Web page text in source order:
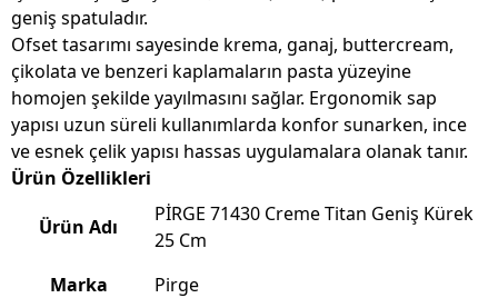
geniş spatuladır.
Ofset tasarımı sayesinde krema, ganaj, buttercream,
çikolata ve benzeri kaplamaların pasta yüzeyine
homojen şekilde yayılmasını sağlar. Ergonomik sap
yapısı uzun süreli kullanımlarda konfor sunarken, ince
ve esnek çelik yapısı hassas uygulamalara olanak tanır.
Ürün Özellikleri
Ürün Adı
PİRGE 71430 Creme Titan Geniş Kürek
25 Cm
Marka
Pirge